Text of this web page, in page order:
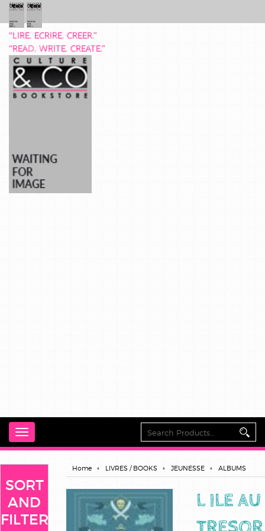
“LIRE. ECRIRE. CREER.”
“READ. WRITE. CREATE.”
Toggle
navigation
SORT
AND
FILTER
Home LIVRES / BOOKS JEUNESSE ALBUMS
L ILE AU